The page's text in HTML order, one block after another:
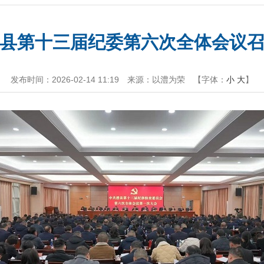
第十三届纪委第六次全体会议
发布时间：2026-02-14 11:19 来源：以澧为荣 【字体： 小 大】